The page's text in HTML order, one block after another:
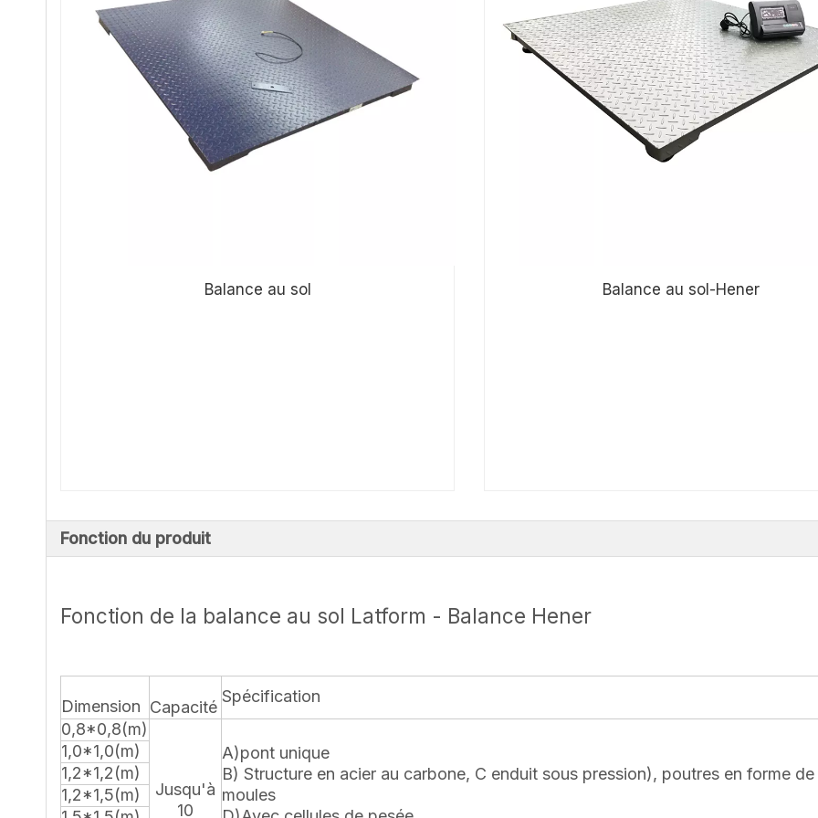
Balance au sol Balance au sol-Hener
Fonction du produit
Fonction de la balance au sol Latform - Balance Hener
Dimension Capacité
Spécification
0,8*0,8(m)
Jusqu'à
10
A)pont unique
B) Structure en acier au carbone, C enduit sous pression), poutres en forme
moules
1,0*1,0(m)
1,2*1,2(m)
1,2*1,5(m)